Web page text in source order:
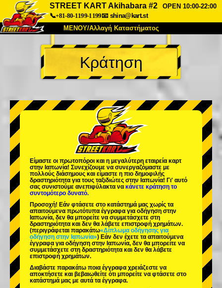
STREET KART Akihabara #2
OPEN 10:00-22:00
📞+81-80-1199-1199📧 shina@kart.st
ΜΕΝΟΥ/Αλλαγή Καταστήματος
ΚΥΡΙΩΣ
Σχετικά Προδιαγραφές Τιμές
Εταιρεία Κράτηση
Αλλαγή Καταστήματος
Τόκιο Σινάγαουα #1 Τόκιο Ακίχαμπαρα #1
Τόκιο Ακίχαμπαρα #2
Τόκιο Σιμπούγια Annex Τόκιο Κόλπος
Τόκιο Ασακούσα Οσάκα
Κράτηση
Είμαστε οι πρωτοπόροι και η μεγαλύτερη εταιρεία καρτ
στην Ιαπωνία! Συνεχίζουμε να συνεργαζόμαστε με
πολλούς διάσημους και είμαστε η πιο δημοφιλής
δραστηριότητα για τους ταξιδιώτες στην Ιαπωνία! Γι' αυτό
σας συνιστούμε ανεπιφύλακτα να κάνετε κράτηση το
συντομότερο δυνατό.
Προσοχή! Εάν φτάσετε στο κατάστημά μας χωρίς τα
απαιτούμενα πρωτότυπα έγγραφα για οδήγηση στην
Ιαπωνία, δεν θα μπορείτε να συμμετάσχετε στη
δραστηριότητα και δεν θα λάβετε επιστροφή χρημάτων.
(περιγράφεται παρακάτω«Δίπλωμα οδήγησης για
οδήγηση στην Ιαπωνία») Εάν δεν έχετε τα απαιτούμενα
έγγραφα για οδήγηση στην Ιαπωνία, δεν θα μπορείτε να
συμμετάσχετε στη δραστηριότητα και δεν θα λάβετε
επιστροφή χρημάτων.
Διαβάστε παρακάτω ποια έγγραφα χρειάζεστε να
αποκτήσετε και βεβαιωθείτε ότι μπορείτε να φτάσετε στο
κατάστημά μας με αυτά τα έγγραφα.